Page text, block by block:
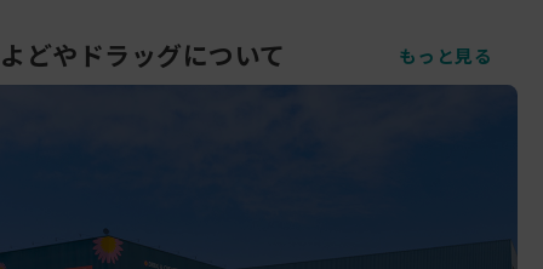
よどやドラッグについて もっと見る